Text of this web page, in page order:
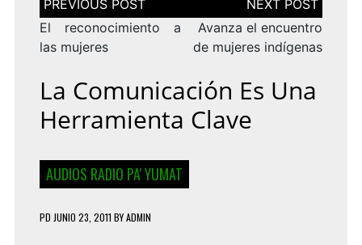
de
entradas
El reconocimiento a
las mujeres
Avanza el encuentro
de mujeres indígenas
La Comunicación Es Una
Herramienta Clave
AUDIOS RADIO PA' YUMAT
PD JUNIO 23, 2011 BYADMIN